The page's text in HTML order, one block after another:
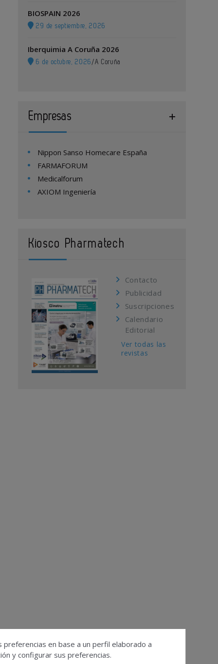
BIOSPAIN 2026
29 de septiembre, 2026
Iberquimia A Coruña 2026
6 de octubre, 2026 /A Coruña
Empresas
Nippon Sanso Homecare España
FARMAFORUM
Medicalforum
AXIOM Ingeniería
Kiosco Pharmatech
Contacto
Publicidad
Suscripciones
Calendario
Editorial
Ver todas las
revistas
en base a un perfil elaborado a
y configurar sus preferencias.